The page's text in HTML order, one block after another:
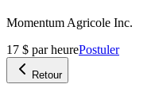
Momentum Agricole Inc.
17 $ par heurePostuler
Retour